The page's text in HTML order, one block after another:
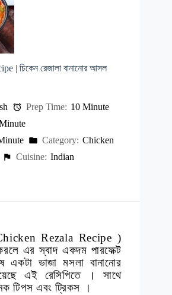
| চিকেন রেজালা বানানোর আসল
Prep Time: 10 Minute
Category: Chicken
Cuisine: Indian
Rezala Recipe )
এর স্বাদ একদম পারফেক্ট
একটা ভাজা মসলা বানানোর
এই রেসিপিতে । সাথে
টিপস এবং ট্রিকস ।